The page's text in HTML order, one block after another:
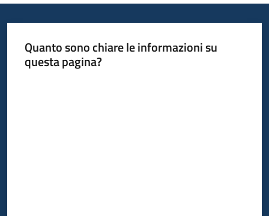
Quanto sono chiare le informazioni su
questa pagina?